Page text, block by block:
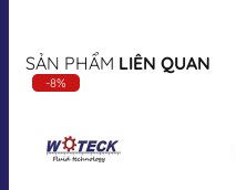
SẢN PHẨM LIÊN QUAN
-8%